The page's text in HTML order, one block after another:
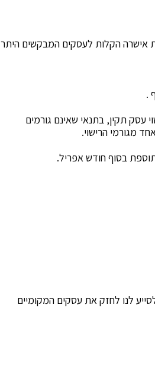
אישרה הקלות לעסקים המבקשים היתר
.
עסק תקין, בתנאי שאינם גורמים
מגורמי הרישוי.
בסוף חודש אפריל.
לנו לחזק את עסקים המקומיים